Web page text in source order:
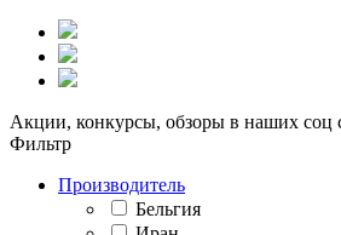
Акции, конкурсы, обзоры в наших соц
Фильтр
Производитель
Бельгия